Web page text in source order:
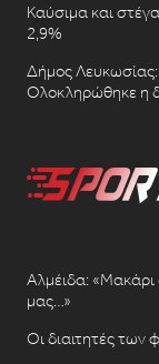
Καύσιμα και
2,9%
Δήμος
Ολοκληρώθηκε η
Αλμέιδα: «Μακάρι
μας…»
Οι διαιτητές των